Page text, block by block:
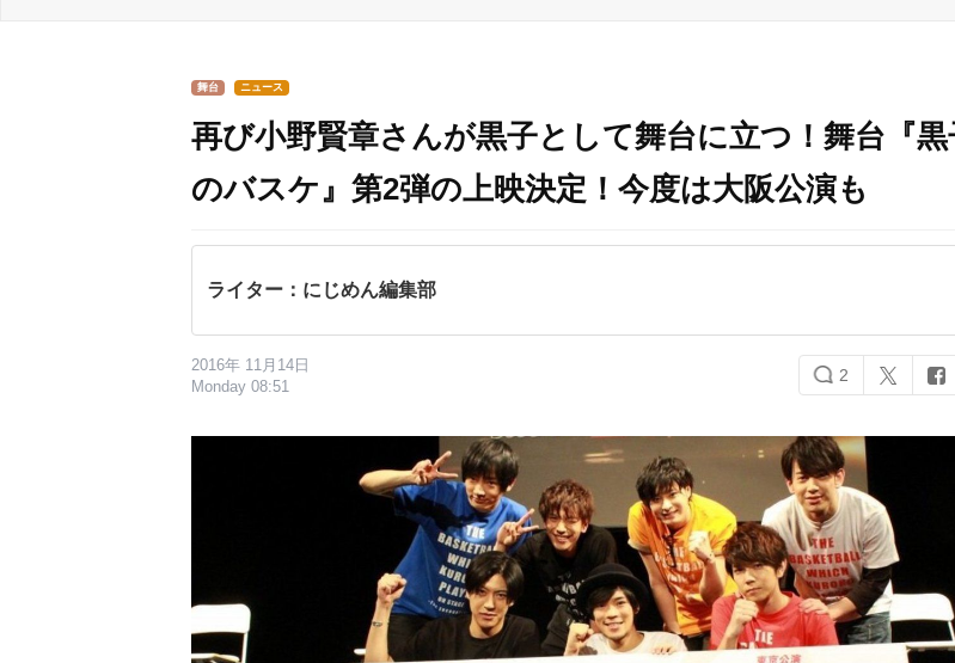
舞台 ニュース
再び小野賢章さんが黒子として舞台に立つ！舞台『黒
のバスケ』第2弾の上映決定！今度は大阪公演も
ライター：にじめん編集部
2016年 11月14日
Monday 08:51
2